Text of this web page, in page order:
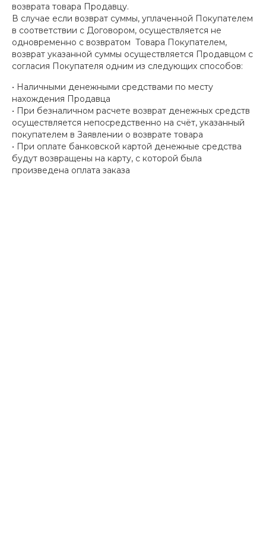
возврата товара Продавцу.
В случае если возврат суммы, уплаченной Покупателем
в соответствии с Договором, осуществляется не
одновременно с возвратом Товара Покупателем,
возврат указанной суммы осуществляется Продавцом с
согласия Покупателя одним из следующих способов:
• Наличными денежными средствами по месту
нахождения Продавца
• При безналичном расчете возврат денежных средств
осуществляется непосредственно на счёт, указанный
покупателем в Заявлении о возврате товара
• При оплате банковской картой денежные средства
будут возвращены на карту, с которой была
произведена оплата заказа